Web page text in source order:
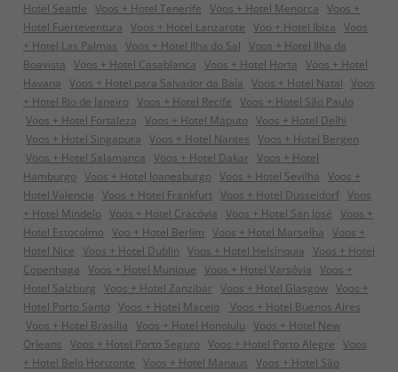
Hotel Seattle Voos + Hotel Tenerife Voos + Hotel Menorca Voos +
Hotel Fuerteventura Voos + Hotel Lanzarote Voo + Hotel Ibiza Voos
+ Hotel Las Palmas Voos + Hotel Ilha do Sal Voos + Hotel Ilha da
Boavista Voos + Hotel Casablanca Voos + Hotel Horta Voos + Hotel
Havana Voos + Hotel para Salvador da Baía Voos + Hotel Natal Voos
+ Hotel Rio de Janeiro Voos + Hotel Recife Voos + Hotel São Paulo
Voos + Hotel Fortaleza Voos + Hotel Maputo Voos + Hotel Delhi
Voos + Hotel Singapura Voos + Hotel Nantes Voos + Hotel Bergen
Voos + Hotel Salamanca Voos + Hotel Dakar Voos + Hotel
Hamburgo Voos + Hotel Joanesburgo Voos + Hotel Sevilha Voos +
Hotel Valencia Voos + Hotel Frankfurt Voos + Hotel Dusseldorf Voos
+ Hotel Mindelo Voos + Hotel Cracóvia Voos + Hotel San José Voos +
Hotel Estocolmo Voo + Hotel Berlim Voos + Hotel Marselha Voos +
Hotel Nice Voos + Hotel Dublin Voos + Hotel Helsínquia Voos + Hotel
Copenhaga Voos + Hotel Munique Voos + Hotel Varsóvia Voos +
Hotel Salzburg Voos + Hotel Zanzibar Voos + Hotel Glasgow Voos +
Hotel Porto Santo Voos + Hotel Maceio
Voos + Hotel Buenos Aires
Voos + Hotel Brasília Voos + Hotel Honolulu Voos + Hotel New
Orleans Voos + Hotel Porto Seguro Voos + Hotel Porto Alegre Voos
+ Hotel Belo Horizonte Voos + Hotel Manaus Voos + Hotel São